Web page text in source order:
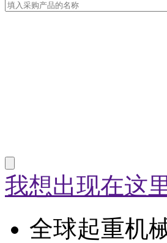
我想出现在这
全球起重机